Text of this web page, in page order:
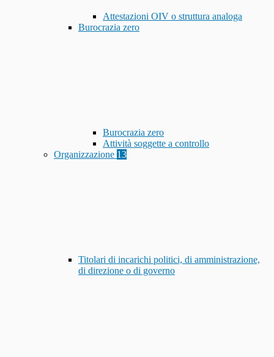
Attestazioni OIV o struttura analoga
Burocrazia zero
Burocrazia zero
Attività soggette a controllo
Organizzazione 13
Titolari di incarichi politici, di amministrazione,
di direzione o di governo